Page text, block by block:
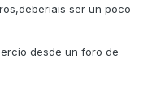
ser un poco
desde un foro de